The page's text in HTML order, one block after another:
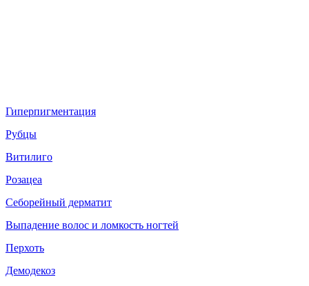
Гиперпигментация
Рубцы
Витилиго
Розацеа
Себорейный дерматит
Выпадение волос и ломкость ногтей
Перхоть
Демодекоз